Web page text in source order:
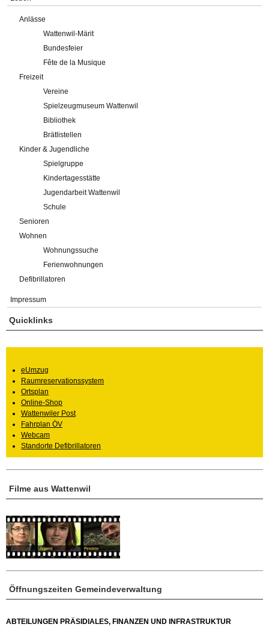
Anlässe
Wattenwil-Märit
Bundesfeier
Fête de la Musique
Freizeit
Vereine
Spielzeugmuseum Wattenwil
Bibliothek
Brätlistellen
Kinder & Jugendliche
Spielgruppe
Kindertagesstätte
Jugendarbeit Wattenwil
Schule
Senioren
Wohnen
Wohnungssuche
Ferienwohnungen
Defibrillatoren
Impressum
Öffnungszeiten Gemeindeverwaltung
ABTEILUNGEN PRÄSIDIALES, FINANZEN UND INFRASTRUKTUR
Filme aus Wattenwil
Quicklinks
eUmzug
Raumreservationssystem
Ortsplan
Online-Shop
Wattenwiler Post
Fahrplan ÖV
Webcam
Standorte Defibrillatoren